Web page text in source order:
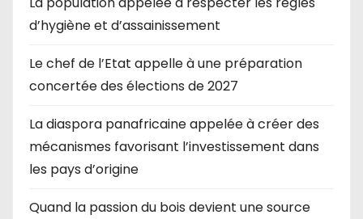
d’hygiène et d’assainissement
Le chef de l’Etat appelle à une préparation
concertée des élections de 2027
La diaspora panafricaine appelée à créer des
mécanismes favorisant l’investissement dans
les pays d’origine
Quand la passion du bois devient une source